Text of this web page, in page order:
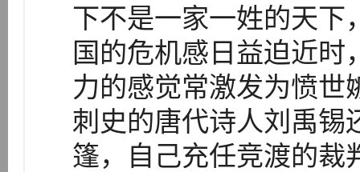
下不是一家一姓的天下
国的危机感日益迫近时
力的感觉常激发为愤世
刺史的唐代诗人刘禹锡
篷，自己充任竞渡的裁